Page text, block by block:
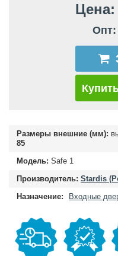
Цена:
Опт:
Размеры внешние (мм):
85
Модель: Safe 1
Производитель: Stardis
Назначение:
Входные